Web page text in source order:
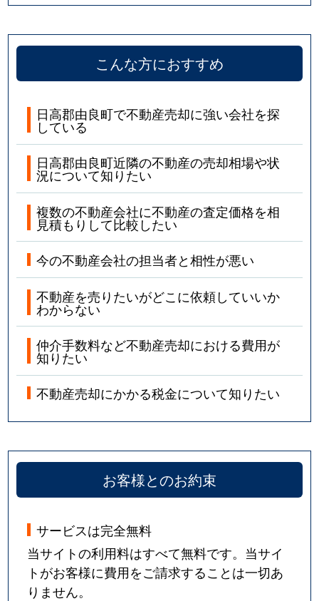
こんな方におすすめ
日高郡由良町で不動産売却に強い会社を探
している
日高郡由良町近隣の不動産の売却相場や状
況について知りたい
複数の不動産会社に不動産の査定価格を相
見積もりして比較したい
今の不動産会社の担当者と相性が悪い
不動産を売りたいがどこに依頼していいか
わからない
仲介手数料など不動産売却における費用が
知りたい
不動産売却にかかる税金について知りたい
お客様とのお約束
サービスは完全無料
当サイトの利用料はすべて無料です。当サイ
トがお客様に費用をご請求することは一切あ
りません。